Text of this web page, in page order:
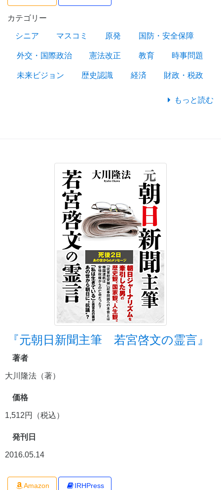
カテゴリー
シニア マスコミ 原発 国防・安全保障
外交・国際政治 憲法改正 教育 時事問題
未来ビジョン 歴史認識 経済 財政・税政
もっと読む
『元朝日新聞主筆 若宮啓文の霊言』
著者
大川隆法（著）
価格
1,512円（税込）
発刊日
2016.05.14
Amazon IRHPress